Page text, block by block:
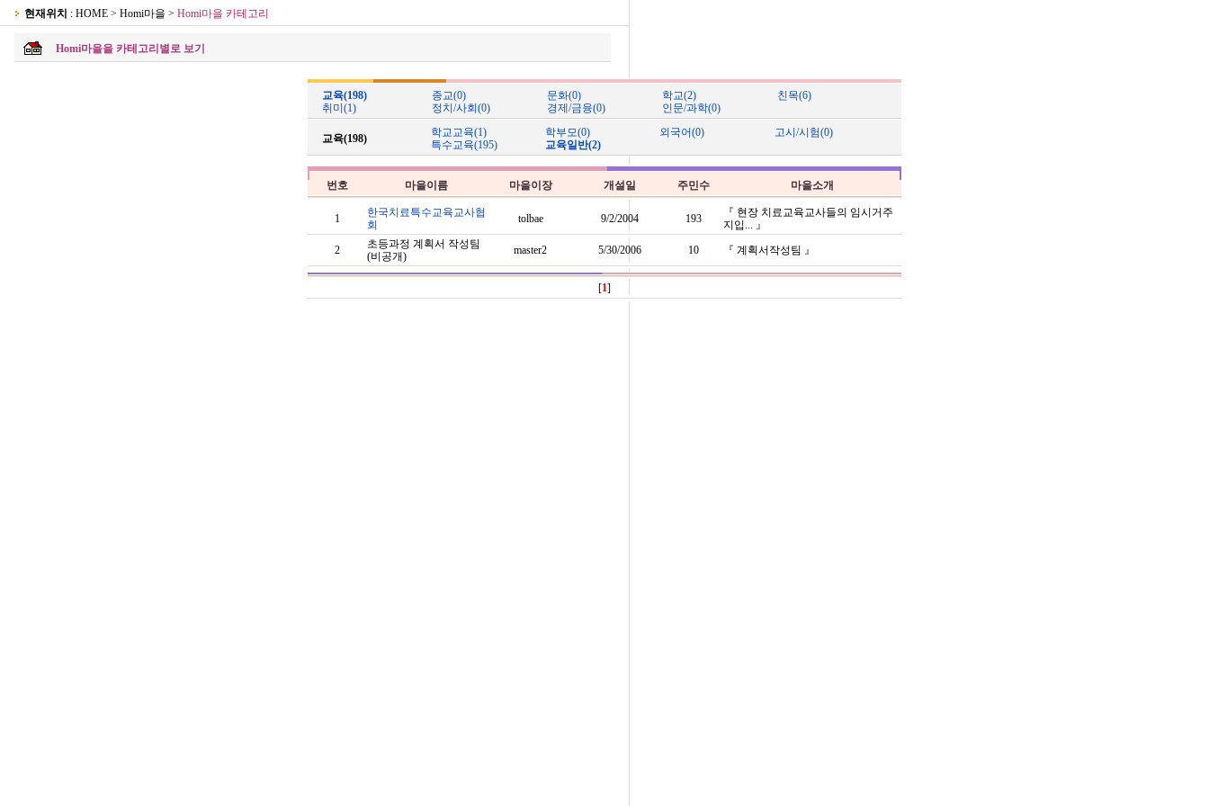
현재위치 : HOME > Homi마을 > Homi마을 카테고리
Homi마을을 카테고리별로 보기
교육(198) 종교(0) 문화(0) 학교(2)
친목(6)
취미(1)
정치/사회(0) 경제/금융(0) 인문/과학(0)
교육(198) 학교교육(1) 학부모(0) 외국어(0)
고시/시험(0)
특수교육(195)
교육일반(2)
번호 마을이름 마을이장 개설일 주민수 마을소개
1
한국치료특수교육교사협
회
tolbae 9/2/2004 193
『 현장 치료교육교사들의 임시거주
지입... 』
2
초등과정 계획서 작성팀
(비공개)
master2 5/30/2006 10 『 계획서작성팀 』
[1]